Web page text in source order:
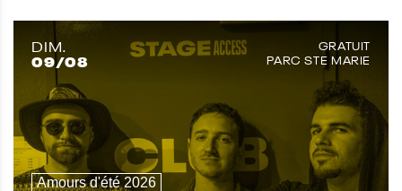
DIM.
09/08
GRATUIT
PARC STE MARIE
Amours d'été 2026